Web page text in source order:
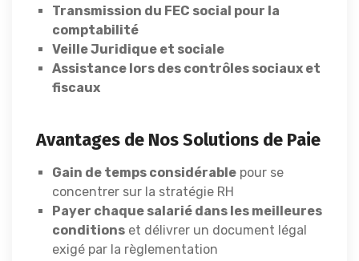
Transmission du FEC social pour la
comptabilité
Veille Juridique et sociale
Assistance lors des contrôles sociaux et
fiscaux
Avantages de Nos Solutions de Paie
Gain de temps considérable pour se
concentrer sur la stratégie RH
Payer chaque salarié dans les meilleures
conditions et délivrer un document légal
exigé par la règlementation